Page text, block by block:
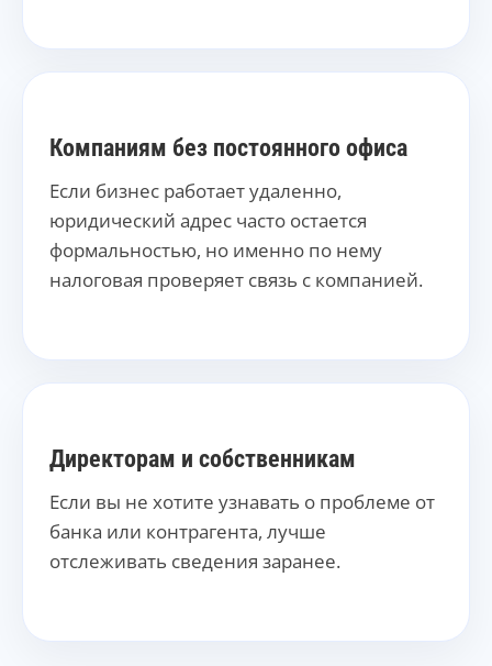
Компаниям без постоянного офиса
Если бизнес работает удаленно,
юридический адрес часто остается
формальностью, но именно по нему
налоговая проверяет связь с компанией.
Директорам и собственникам
Если вы не хотите узнавать о проблеме от
банка или контрагента, лучше
отслеживать сведения заранее.